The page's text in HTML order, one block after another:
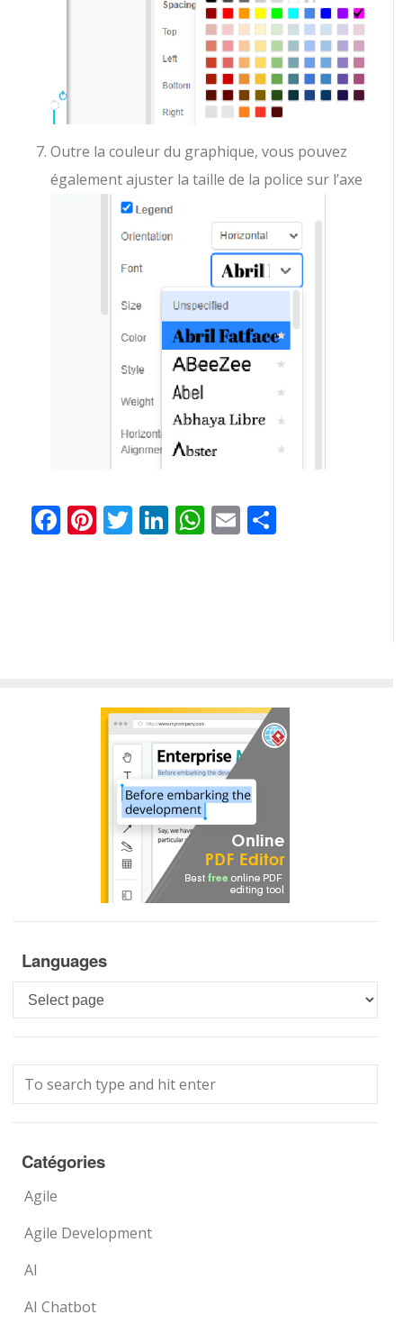
Outre la couleur du graphique, vous pouvez
également ajuster la taille de la police sur l’axe
Facebook
Pinterest
Twitter
LinkedIn
WhatsApp
Email
Languages
Languages
Catégories
Agile
Agile Development
AI
AI Chatbot